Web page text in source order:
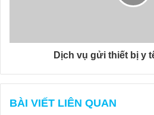
Dịch vụ gửi thiết bị y
BÀI VIẾT LIÊN QUAN